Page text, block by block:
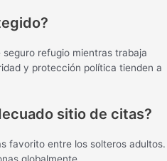
refugio mientras trabaja
y protección política tienden a
sitio de citas?
favorito entre los solteros adultos.